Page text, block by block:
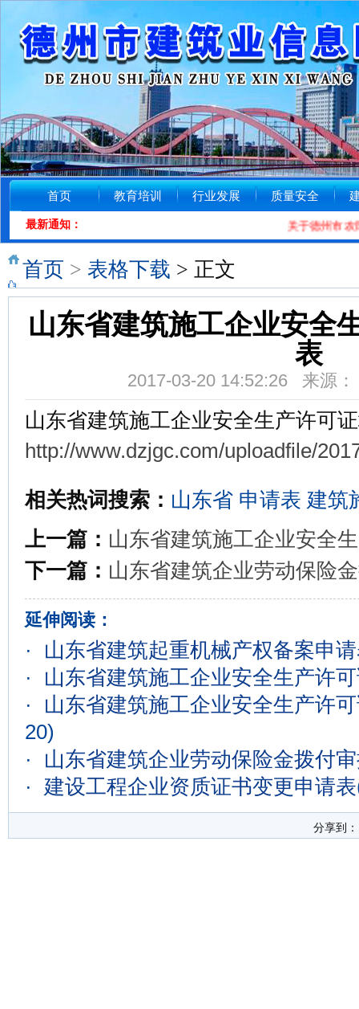
首页 教育培训 行业发展 质量安全
最新通知： 关于德州市农
首页 > 表格下载 > 正文
山东省建筑施工企业安全
表
2017-03-20 14:52:26 来源
山东省建筑施工企业安全生产许可
http://www.dzjgc.com/uploadfile/
相关热词搜索： 山东省 申请表 建筑
上一篇： 山东省建筑施工企业安全
下一篇： 山东省建筑企业劳动保险
延伸阅读：
·
山东省建筑起重机械产权备案申
·
山东省建筑施工企业安全生产许
·
山东省建筑施工企业安全生产许
20)
·
山东省建筑企业劳动保险金拨付
·
建设工程企业资质证书变更申请表
分享到